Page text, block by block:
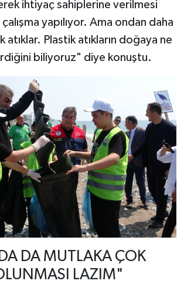
ihtiyaç sahiplerine verilmesi
yapılıyor. Ama ondan daha
atıklar. Plastik atıkların doğaya ne
biliyoruz" diye konuştu.
DA MUTLAKA ÇOK
LAZIM"